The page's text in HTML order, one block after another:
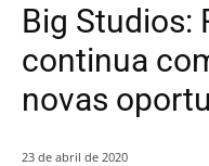
Big Studios:
continua
novas
23 de abril de 2020